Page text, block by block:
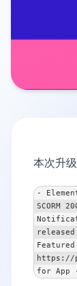
本次升
-
SCORM
https://
for App